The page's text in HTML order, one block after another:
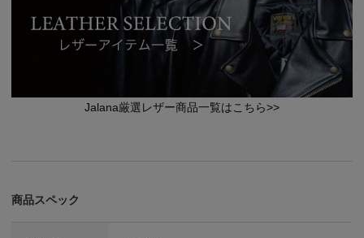
Jalana厳選レザー商品一覧はこちら>>
商品スペック